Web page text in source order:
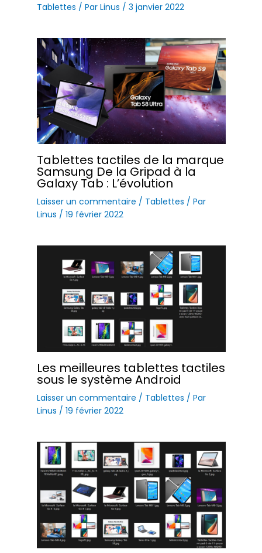
Tablettes / Par Linus / 3 janvier 2022
Tablettes tactiles de la marque
Samsung De la Gripad à la
Galaxy Tab : L’évolution
Laisser un commentaire / Tablettes / Par
Linus / 19 février 2022
Les meilleures tablettes tactiles
sous le système Android
Laisser un commentaire / Tablettes / Par
Linus / 19 février 2022